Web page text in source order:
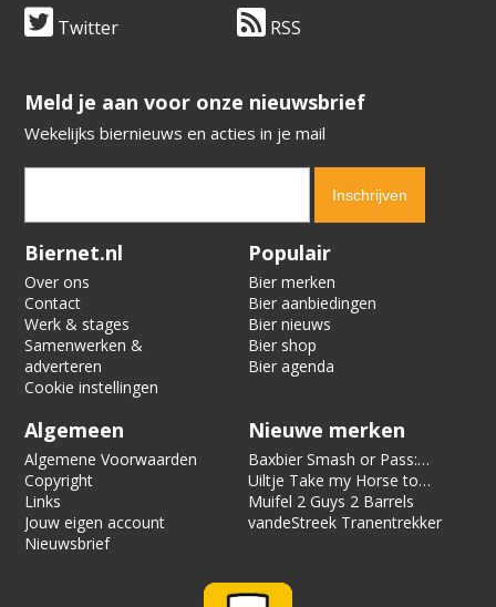
Twitter RSS
​​​​​​​Meld je aan voor onze nieuwsbrief
Wekelijks biernieuws en acties in je mail
Verification code:
Biernet.nl
Over ons
Contact
Werk & stages
Samenwerken &
adverteren
Cookie instellingen
Populair
Bier merken
Bier aanbiedingen
Bier nieuws
Bier shop
Bier agenda
Algemeen
Algemene Voorwaarden
Copyright
Links
Jouw eigen account
Nieuwsbrief
Nieuwe merken
Baxbier Smash or Pass:
Strata
Uiltje Take my Horse to
the Hotel Room
Muifel 2 Guys 2 Barrels
vandeStreek Tranentrekker